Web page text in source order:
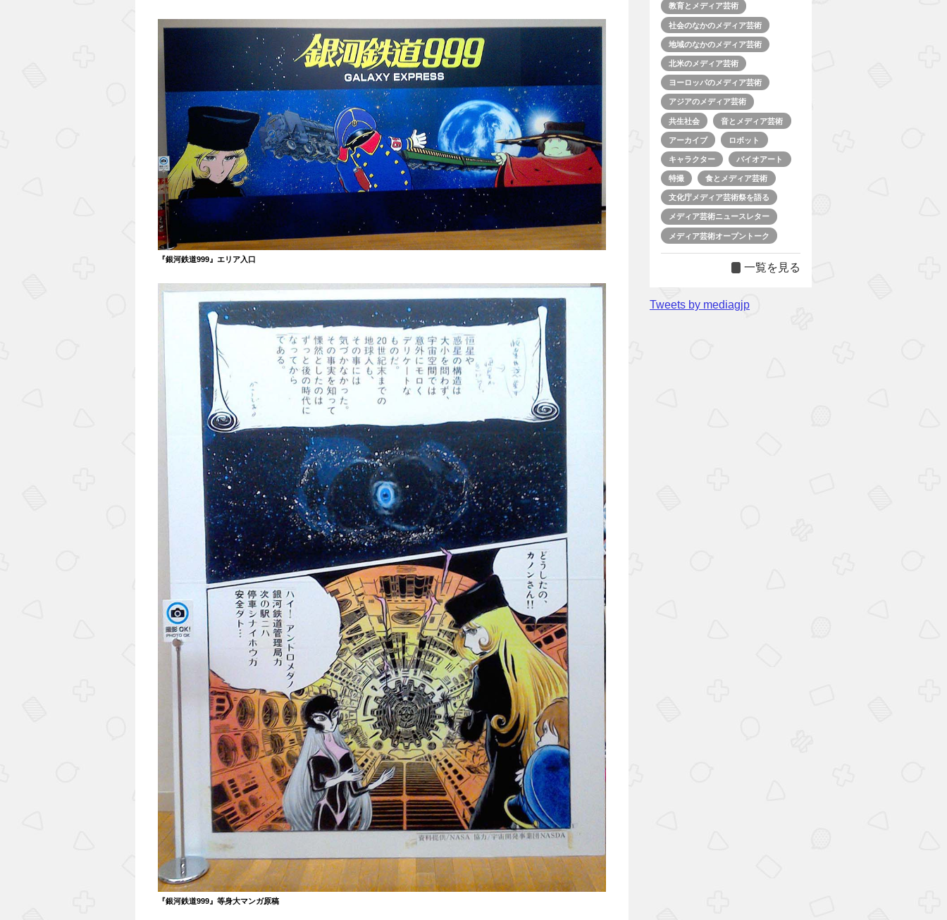
『銀河鉄道999』エリア入口
『銀河鉄道999』等身大マンガ原稿
教育とメディア芸術
社会のなかのメディア芸術
地域のなかのメディア芸術
北米のメディア芸術
ヨーロッパのメディア芸術
アジアのメディア芸術
共生社会 音とメディア芸術
アーカイブ ロボット
キャラクター バイオアート
特撮 食とメディア芸術
文化庁メディア芸術祭を語る
メディア芸術ニュースレター
メディア芸術オープントーク
一覧を見る
Tweets by mediagjp